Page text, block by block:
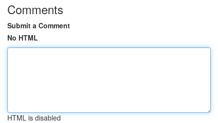
Comments
Submit a Comment
No HTML
HTML is disabled